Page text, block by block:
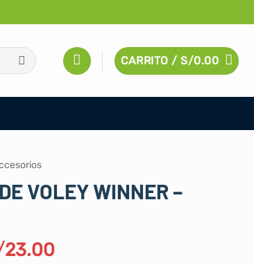
CARRITO /S/0.00
VOLEY WINNER –
23.00El